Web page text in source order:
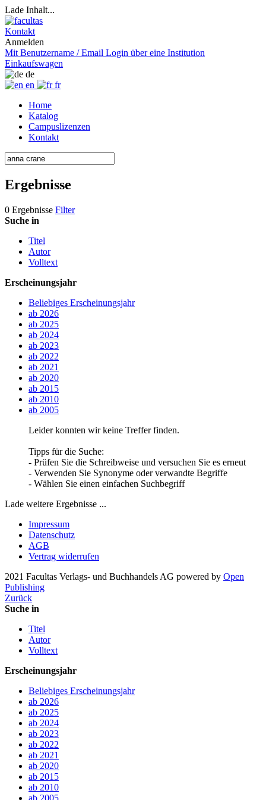
Lade Inhalt...
Kontakt
Anmelden
Mit Benutzername / Email Login über eine Institution
Einkaufswagen
de
en
fr
Home
Katalog
Campuslizenzen
Kontakt
Ergebnisse
0 Ergebnisse Filter
Suche in
Titel
Autor
Volltext
Erscheinungsjahr
Beliebiges Erscheinungsjahr
ab 2026
ab 2025
ab 2024
ab 2023
ab 2022
ab 2021
ab 2020
ab 2015
ab 2010
ab 2005
Leider konnten wir keine Treffer finden.
Tipps für die Suche:
- Prüfen Sie die Schreibweise und versuchen Sie es erneut
- Verwenden Sie Synonyme oder verwandte Begriffe
- Wählen Sie einen einfachen Suchbegriff
Lade weitere Ergebnisse ...
Impressum
Datenschutz
AGB
Vertrag widerrufen
2021 Facultas Verlags- und Buchhandels AG powered by Open
Publishing
Zurück
Suche in
Titel
Autor
Volltext
Erscheinungsjahr
Beliebiges Erscheinungsjahr
ab 2026
ab 2025
ab 2024
ab 2023
ab 2022
ab 2021
ab 2020
ab 2015
ab 2010
ab 2005